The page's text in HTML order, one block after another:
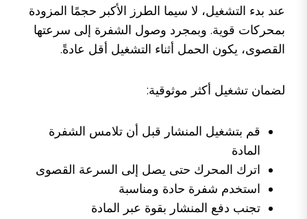
عند بدء التشغيل، لا سيما الطرز الأكبر حجمًا المزودة
بمحركات قوية. وبمجرد وصول الشفرة إلى سرعتها
القصوى، يكون الحمل أثناء التشغيل أقل عادةً.
لضمان تشغيل أكثر موثوقية:
قم بتشغيل المنشار قبل أن تلامس الشفرة
المادة
اترك المحرك حتى يصل إلى السرعة القصوى
استخدم شفرة حادة ومناسبة
تجنب دفع المنشار بقوة عبر المادة